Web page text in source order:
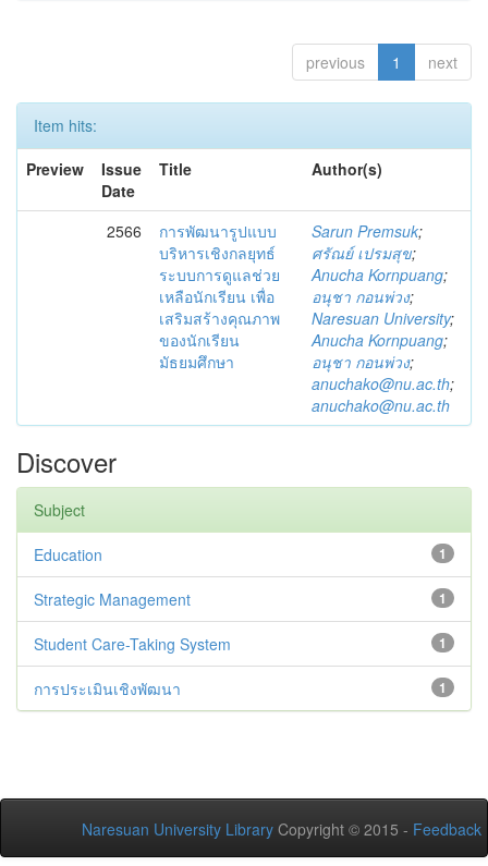
previous 1 next
Item hits:
Preview
Issue
Date
Title Author(s)
2566
การพัฒนารูปแบบ
บริหารเชิงกลยุทธ์
ระบบการดูแลช่วย
เหลือนักเรียน เพื่อ
เสริมสร้างคุณภาพ
ของนักเรียน
มัธยมศึกษา
Sarun Premsuk;
ศรัณย์ เปรมสุข;
Anucha Kornpuang;
อนุชา กอนพ่วง;
Naresuan University;
Anucha Kornpuang;
อนุชา กอนพ่วง;
anuchako@nu.ac.th;
anuchako@nu.ac.th
Discover
Subject
1
Education
1
Strategic Management
1
Student Care-Taking System
1
การประเมินเชิงพัฒนา
Naresuan University Library Copyright © 2015 - Feedback